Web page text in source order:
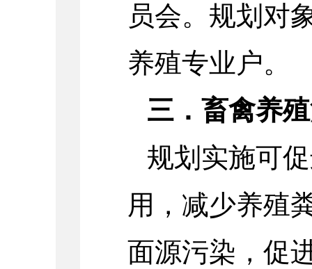
员会。规划对
养殖专业户。
三．畜禽养
规划实施可
用，减少养殖
面源污染，促